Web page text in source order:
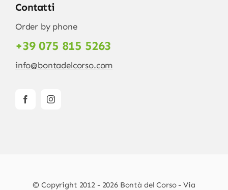
Contatti
Order by phone
+39 075 815 5263
info@bontadelcorso.com
© Copyright 2012 - 2026 Bontà del Corso - Via